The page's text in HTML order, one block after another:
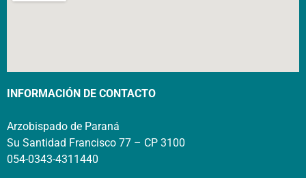
INFORMACIÓN DE CONTACTO
Arzobispado de Paraná
Su Santidad Francisco 77 – CP 3100
054-0343-4311440